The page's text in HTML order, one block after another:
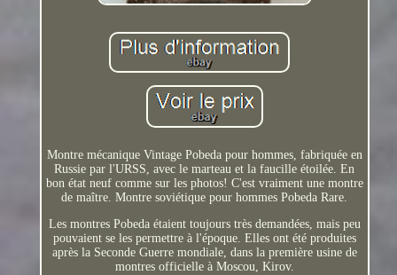
Montre mécanique Vintage Pobeda pour hommes, fabriquée en
Russie par l'URSS, avec le marteau et la faucille étoilée. En
bon état neuf comme sur les photos! C'est vraiment une montre
de maître. Montre soviétique pour hommes Pobeda Rare.
Les montres Pobeda étaient toujours très demandées, mais peu
pouvaient se les permettre à l'époque. Elles ont été produites
après la Seconde Guerre mondiale, dans la première usine de
montres officielle à Moscou, Kirov.